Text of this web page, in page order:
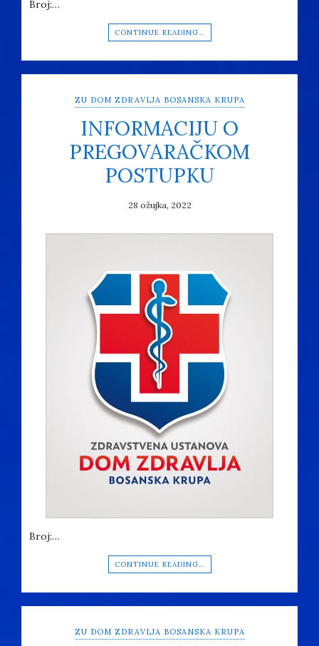
Broj:…
CONTINUE READING…
ZU DOM ZDRAVLJA BOSANSKA KRUPA
INFORMACIJU O
PREGOVARAČKOM
POSTUPKU
28 ožujka, 2022
Broj:…
CONTINUE READING…
ZU DOM ZDRAVLJA BOSANSKA KRUPA